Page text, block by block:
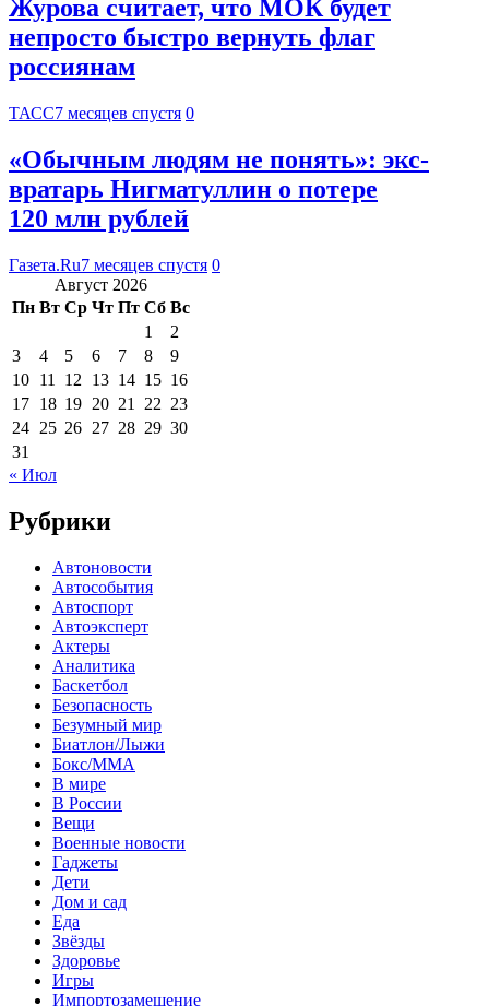
Журова считает, что МОК будет
непросто быстро вернуть флаг
россиянам
ТАСС7 месяцев спустя 0
«Обычным людям не понять»: экс-
вратарь Нигматуллин о потере
120 млн рублей
Газета.Ru7 месяцев спустя 0
Август 2026
Пн Вт Ср Чт Пт Сб Вс
1
2
3
4 5 6 7 8
9
10 11 12 13 14 15 16
17 18 19 20 21 22 23
24 25 26 27 28 29 30
31
« Июл
Рубрики
Автоновости
Автособытия
Автоспорт
Автоэксперт
Актеры
Аналитика
Баскетбол
Безопасность
Безумный мир
Биатлон/Лыжи
Бокс/MMA
В мире
В России
Вещи
Военные новости
Гаджеты
Дети
Дом и сад
Еда
Звёзды
Здоровье
Игры
Импортозамещение